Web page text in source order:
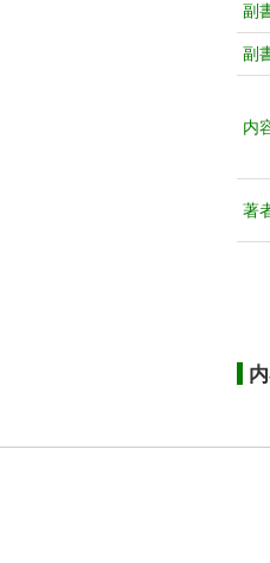
副
副
内
著